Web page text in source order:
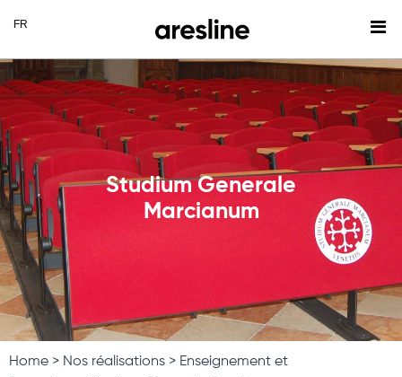
Studium Generale
Marcianum
Home Nos réalisations
Enseignement et